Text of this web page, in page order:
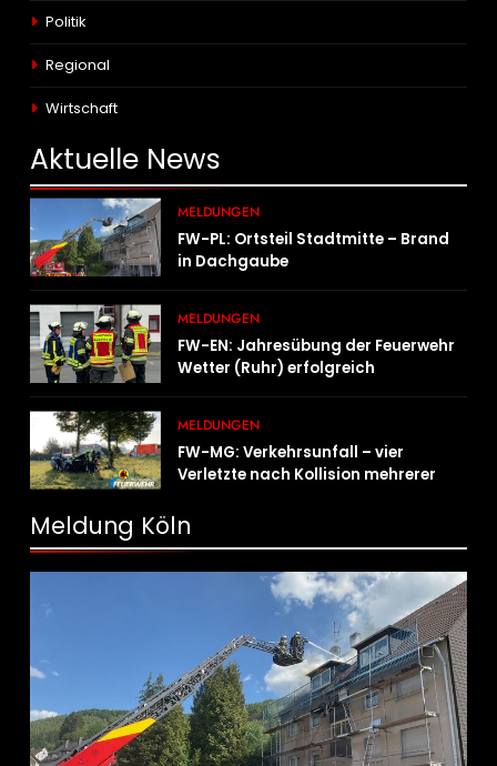
Politik
Regional
Wirtschaft
Aktuelle News
MELDUNGEN
FW-PL: Ortsteil Stadtmitte – Brand
in Dachgaube
MELDUNGEN
FW-EN: Jahresübung der Feuerwehr
Wetter (Ruhr) erfolgreich
MELDUNGEN
FW-MG: Verkehrsunfall – vier
Verletzte nach Kollision mehrerer
Meldung Köln